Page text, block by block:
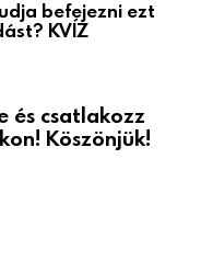
befejezni ezt
KVÍZ
és csatlakozz
Köszönjük!